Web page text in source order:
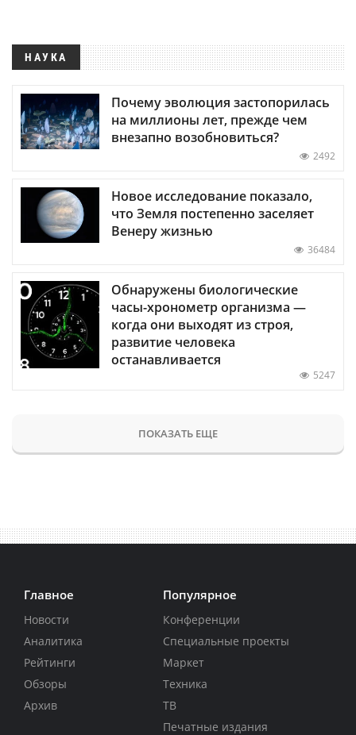
НАУКА
Почему эволюция застопорилась
на миллионы лет, прежде чем
внезапно возобновиться?
2492
Новое исследование показало,
что Земля постепенно заселяет
Венеру жизнью
36484
Обнаружены биологические
часы-хронометр организма —
когда они выходят из строя,
развитие человека
останавливается
5247
ПОКАЗАТЬ ЕЩЕ
Главное
Новости
Аналитика
Рейтинги
Обзоры
Архив
Популярное
Конференции
Специальные проекты
Маркет
Техника
ТВ
Печатные издания